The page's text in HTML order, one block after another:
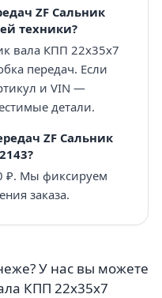
ZF Сальник
техники?
вала КПП 22х35х7
передач. Если
и VIN —
детали.
ZF Сальник
₽. Мы фиксируем
заказа.
У нас вы можете
КПП 22х35х7